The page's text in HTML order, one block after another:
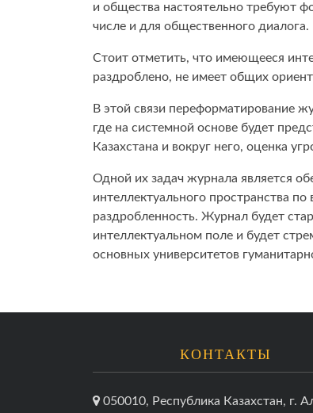
и общества настоятельно требуют
числе и для общественного диалога.
Стоит отметить, что имеющееся
раздроблено, не имеет общих
В этой связи переформатирование
где на системной основе будет
Казахстана и вокруг него, оценка
Одной их задач журнала является
интеллектуального пространства
раздробленность. Журнал будет
интеллектуальном поле и будет
основных университетов
КОНТАКТЫ
050010, Республика Казахстан, г.